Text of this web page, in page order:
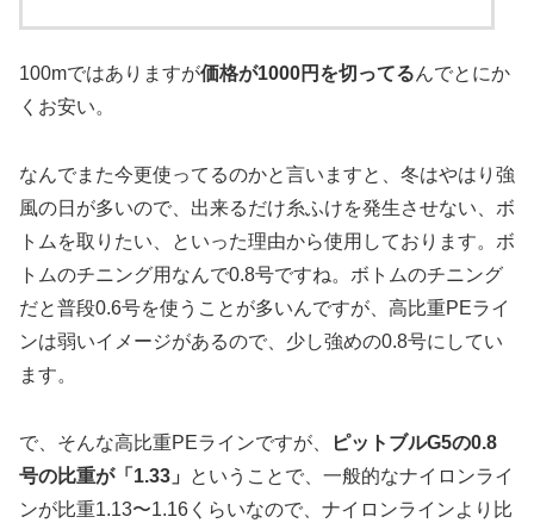
100mではありますが価格が1000円を切ってるんでとにか
くお安い。
なんでまた今更使ってるのかと言いますと、冬はやはり強
風の日が多いので、出来るだけ糸ふけを発生させない、ボ
トムを取りたい、といった理由から使用しております。ボ
トムのチニング用なんで0.8号ですね。ボトムのチニング
だと普段0.6号を使うことが多いんですが、高比重PEライ
ンは弱いイメージがあるので、少し強めの0.8号にしてい
ます。
で、そんな高比重PEラインですが、
ピットブルG5の0.8
号の比重が「1.33」
ということで、一般的なナイロンライ
ンが比重1.13〜1.16くらいなので、ナイロンラインより比